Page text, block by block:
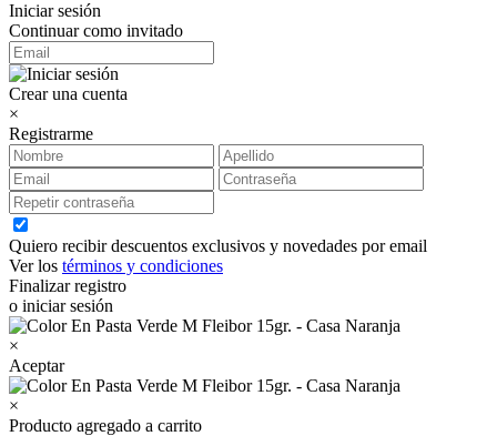
Iniciar sesión
Continuar como invitado
Crear una cuenta
×
Registrarme
Quiero recibir descuentos exclusivos y novedades por email
Ver los términos y condiciones
Finalizar registro
o iniciar sesión
×
Aceptar
×
Producto agregado a carrito